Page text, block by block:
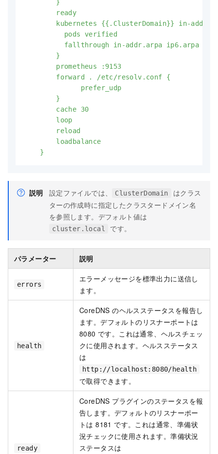
        }
        ready
kubernetes {{.ClusterDomain}} in-
          pods verified
          fallthrough in-addr.arpa ip6.arpa
        }
        prometheus :9153
        forward . /etc/resolv.conf {
              prefer_udp
        }
        cache 30
        loop
        reload
        loadbalance
    }
説明 設定ファイルでは、 ClusterDomain
はクラス
ターの作成時に指定したクラスタードメイン名
を参照します。デフォルト値は
cluster.local です。
パラメーター 説明
errors
エラーメッセージを標準出力に送信し
ます。
health
CoreDNS のヘルスステータスを報告し
ます。デフォルトのリスナーポートは
8080 です。これは通常、ヘルスチェッ
クに使用されます。ヘルスステータス
は
http://localhost:8080/health
で取得できます。
ready
CoreDNS プラグインのステータスを報
告します。デフォルトのリスナーポー
トは 8181 です。これは通常、準備状
況チェックに使用されます。準備状況
ステータスは